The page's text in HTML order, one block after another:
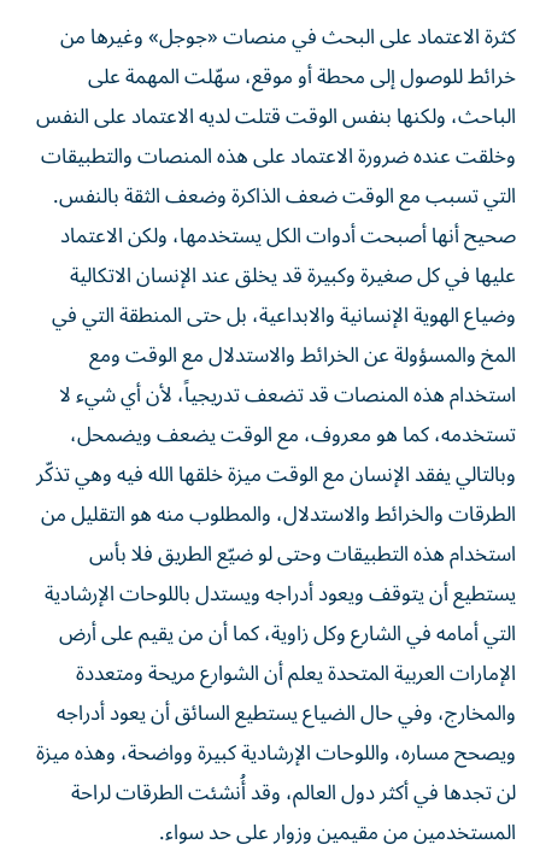
كثرة الاعتماد على البحث في منصات «جوجل» وغيرها من
خرائط للوصول إلى محطة أو موقع، سهّلت المهمة على
الباحث، ولكنها بنفس الوقت قتلت لديه الاعتماد على النفس
وخلقت عنده ضرورة الاعتماد على هذه المنصات والتطبيقات
التي تسبب مع الوقت ضعف الذاكرة وضعف الثقة بالنفس.
صحيح أنها أصبحت أدوات الكل يستخدمها، ولكن الاعتماد
عليها في كل صغيرة وكبيرة قد يخلق عند الإنسان الاتكالية
وضياع الهوية الإنسانية والابداعية، بل حتى المنطقة التي في
المخ والمسؤولة عن الخرائط والاستدلال مع الوقت ومع
استخدام هذه المنصات قد تضعف تدريجياً، لأن أي شيء لا
تستخدمه، كما هو معروف، مع الوقت يضعف ويضمحل،
وبالتالي يفقد الإنسان مع الوقت ميزة خلقها الله فيه وهي تذكّر
الطرقات والخرائط والاستدلال، والمطلوب منه هو التقليل من
استخدام هذه التطبيقات وحتى لو ضيّع الطريق فلا بأس
يستطيع أن يتوقف ويعود أدراجه ويستدل باللوحات الإرشادية
التي أمامه في الشارع وكل زاوية، كما أن من يقيم على أرض
الإمارات العربية المتحدة يعلم أن الشوارع مريحة ومتعددة
والمخارج، وفي حال الضياع يستطيع السائق أن يعود أدراجه
ويصحح مساره، واللوحات الإرشادية كبيرة وواضحة، وهذه ميزة
لن تجدها في أكثر دول العالم، وقد أُنشئت الطرقات لراحة
المستخدمين من مقيمين وزوار على حد سواء.